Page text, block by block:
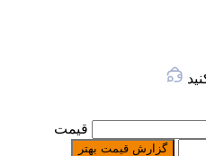
قیمت
گزارش قیمت بهتر